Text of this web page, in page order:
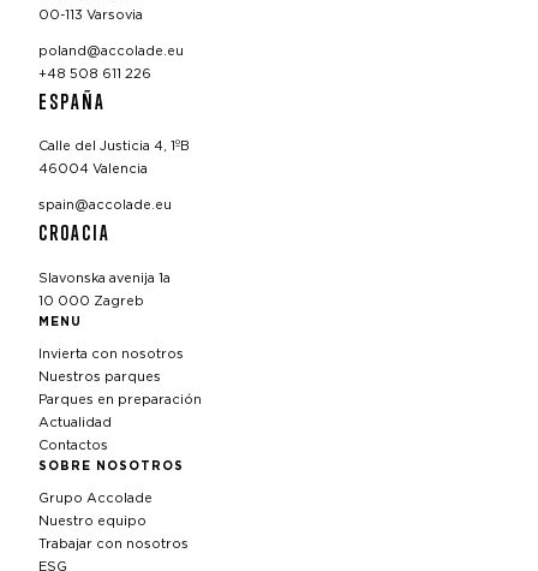
00-113 Varsovia
poland@accolade.eu
+48 508 611 226
ESPAÑA
Calle del Justicia 4, 1ºB
46004 Valencia
spain@accolade.eu
CROACIA
Slavonska avenija 1a
10 000 Zagreb
MENU
Invierta con nosotros
Nuestros parques
Parques en preparación
Actualidad
Contactos
SOBRE NOSOTROS
Grupo Accolade
Nuestro equipo
Trabajar con nosotros
ESG